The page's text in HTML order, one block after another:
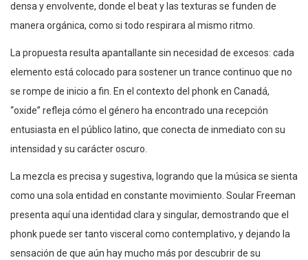
densa y envolvente, donde el beat y las texturas se funden de
manera orgánica, como si todo respirara al mismo ritmo.
La propuesta resulta apantallante sin necesidad de excesos: cada
elemento está colocado para sostener un trance continuo que no
se rompe de inicio a fin. En el contexto del phonk en Canadá,
“oxide” refleja cómo el género ha encontrado una recepción
entusiasta en el público latino, que conecta de inmediato con su
intensidad y su carácter oscuro.
La mezcla es precisa y sugestiva, logrando que la música se sienta
como una sola entidad en constante movimiento. Soular Freeman
presenta aquí una identidad clara y singular, demostrando que el
phonk puede ser tanto visceral como contemplativo, y dejando la
sensación de que aún hay mucho más por descubrir de su